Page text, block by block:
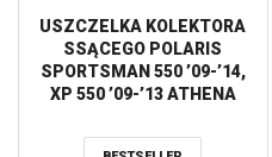
USZCZELKA KOLEKTORA
SSĄCEGO POLARIS
SPORTSMAN 550 ’09-’14,
XP 550 ’09-’13 ATHENA